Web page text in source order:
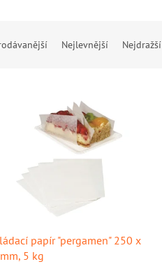
Nejlevnější Nejdražší
papír "pergamen" 250 x
5 kg